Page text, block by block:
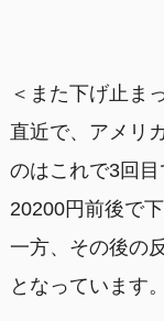
＜また下げ止ま
直近で、アメリ
のはこれで3回
20200円前後で
一方、その後の
となっています。